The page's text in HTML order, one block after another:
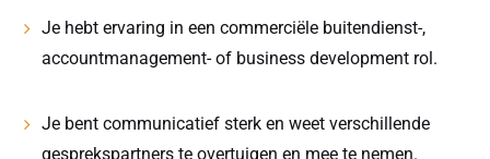
Je hebt ervaring in een commerciële buitendienst-,
accountmanagement- of business development rol.
Je bent communicatief sterk en weet verschillende
gesprekspartners te overtuigen en mee te nemen.